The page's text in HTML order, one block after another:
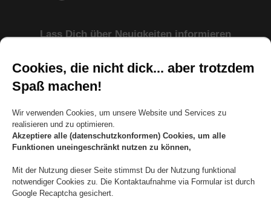
Cookies, die nicht dick... aber trotzdem
Spaß machen!
Wir verwenden Cookies, um unsere Website und Services zu
realisieren und zu optimieren.
Akzeptiere alle (datenschutzkonformen) Cookies, um alle
Funktionen uneingeschränkt nutzen zu können,
Mit der Nutzung dieser Seite stimmst Du der Nutzung funktional
notwendiger Cookies zu. Die Kontaktaufnahme via Formular ist durch
Google Recaptcha gesichert.
Lass Dich über Neuigkeiten informieren
KEINE TIPPS VERPASSEN
sicher • gratis • jederzeit abbestellbar
Copyright 2011-2026 , Volker Horbach, alle Rechte vorbehalten.
Rechtlicher Hinweis / Disclaimer: Dieses Informationsangebot wurde
sorgfältig erwogen und geprüft. Nach bestem Wissen und Gewissen stelle